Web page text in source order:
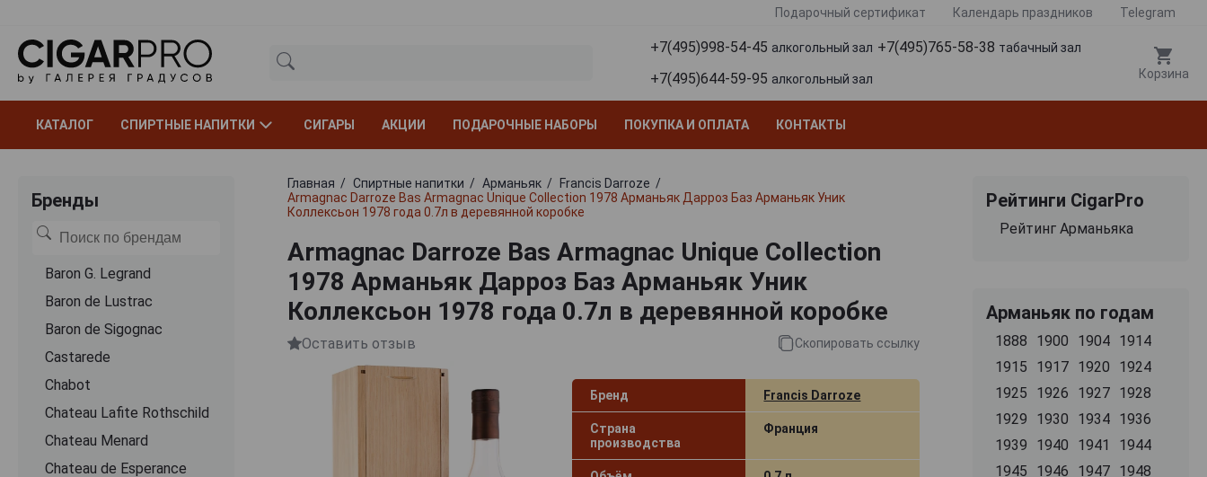
Подарочный сертификат Календарь праздников Telegram
+7(495)998-54-45 алкогольный зал +7(495)765-58-38 табачный зал
+7(495)644-59-95 алкогольный зал Корзина
КАТАЛОГ СПИРТНЫЕ НАПИТКИ СИГАРЫ АКЦИИ ПОДАРОЧНЫЕ НАБОРЫ ПОКУПКА И ОПЛАТА КОНТАКТЫ
Бренды
Baron G. Legrand
Baron de Lustrac
Baron de Sigognac
Castarede
Chabot
Chateau Lafite Rothschild
Chateau Menard
Chateau de Esperance
Главная Спиртные напитки Арманьяк
Francis Darroze
Armagnac Darroze Bas Armagnac Unique Collection 1978 Арманьяк Дарроз Баз Арманьяк Уник
Коллексьон 1978 года 0.7л в деревянной коробке
Armagnac Darroze Bas Armagnac Unique Collection
1978 Арманьяк Дарроз Баз Арманьяк Уник
Коллексьон 1978 года 0.7л в деревянной коробке
Оставить отзыв Скопировать ссылку
Бренд Francis Darroze
Страна
производства
Франция
Рейтинги CigarPro
Рейтинг Арманьяка
Арманьяк по годам
1888 1900 1904 1914
1915
1917 1920
1924
1925
1926 1927 1928
1929
1930 1934 1936
1939
1940 1941
1944
1945
1946 1947 1948